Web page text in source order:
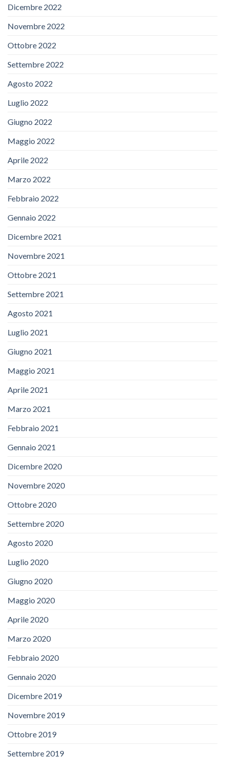
Dicembre 2022
Novembre 2022
Ottobre 2022
Settembre 2022
Agosto 2022
Luglio 2022
Giugno 2022
Maggio 2022
Aprile 2022
Marzo 2022
Febbraio 2022
Gennaio 2022
Dicembre 2021
Novembre 2021
Ottobre 2021
Settembre 2021
Agosto 2021
Luglio 2021
Giugno 2021
Maggio 2021
Aprile 2021
Marzo 2021
Febbraio 2021
Gennaio 2021
Dicembre 2020
Novembre 2020
Ottobre 2020
Settembre 2020
Agosto 2020
Luglio 2020
Giugno 2020
Maggio 2020
Aprile 2020
Marzo 2020
Febbraio 2020
Gennaio 2020
Dicembre 2019
Novembre 2019
Ottobre 2019
Settembre 2019